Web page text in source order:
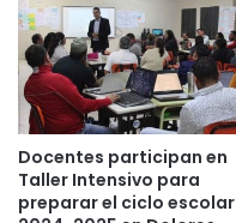
Docentes participan en
Taller Intensivo para
preparar el ciclo escolar